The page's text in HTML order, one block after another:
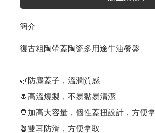
簡介
復古粗陶帶蓋陶瓷多用途牛油餐盤
🌿防塵蓋子，溫潤質感
🌷高溫燒製，不易黏易清潔
🌻加高大容量，個性蓋扭設計，方便
🪴雙耳防滑，方便拿取